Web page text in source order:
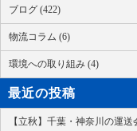
ブログ (422)
物流コラム (6)
環境への取り組み (4)
最近の投稿
【立秋】千葉・神奈川の運